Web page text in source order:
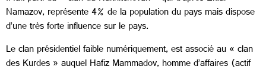
Namazov, représente 4% de la population du pays mais dispose
d’une très forte influence sur le pays.
Le clan présidentiel faible numériquement, est associé au « clan
des Kurdes » auquel Hafiz Mammadov, homme d’affaires (actif